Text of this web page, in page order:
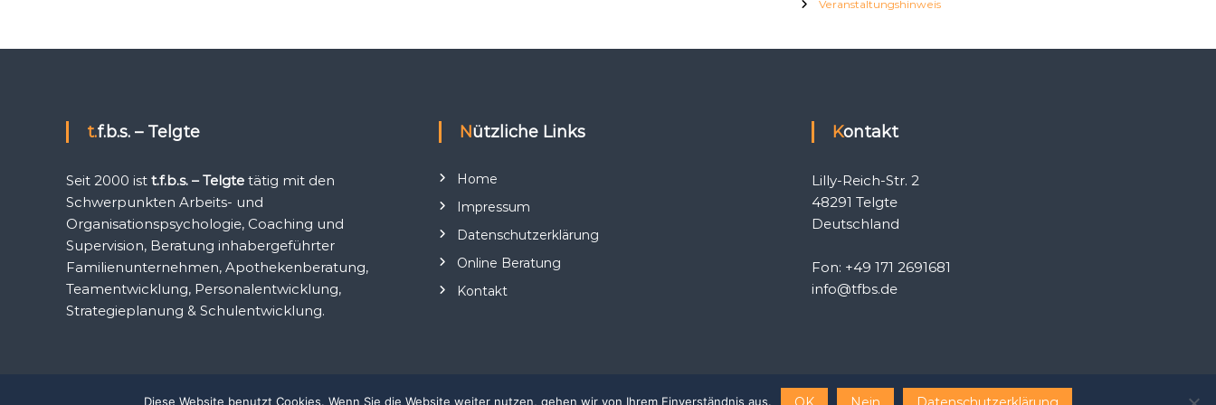
Veranstaltungshinweis
t.f.b.s. – Telgte
Seit 2000 istt.f.b.s. – Telgte tätig mit den
Schwerpunkten Arbeits- und
Organisationspsychologie, Coaching und
Supervision, Beratung inhabergeführter
Familienunternehmen, Apothekenberatung,
Teamentwicklung, Personalentwicklung,
Strategieplanung & Schulentwicklung.
Nützliche Links
Home
Impressum
Datenschutzerklärung
Online Beratung
Kontakt
Kontakt
Lilly-Reich-Str. 2
48291 Telgte
Deutschland
Fon: +49 171 2691681
info@tfbs.de
Diese Website benutzt Cookies. Wenn Sie die Website weiter nutzen, gehen wir von Ihrem Einverständnis aus.